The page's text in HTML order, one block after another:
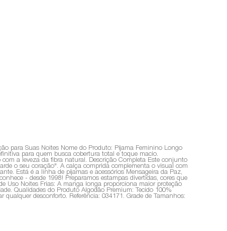
para Suas Noites Nome do Produto: Pijama Feminino Longo
para quem busca cobertura total e toque macio.
a leveza da fibra natural. Descrição Completa Este conjunto
o seu coração". A calça comprida complementa o visual com
Está é a linha de pijamas e acessórios Mensageira da Paz,
- desde 1998! Preparamos estampas divertidas, cores que
Uso Noites Frias: A manga longa proporciona maior proteção
Qualidades do Produto Algodão Premium: Tecido 100%
desconforto. Referência: 034171. Grade de Tamanhos: